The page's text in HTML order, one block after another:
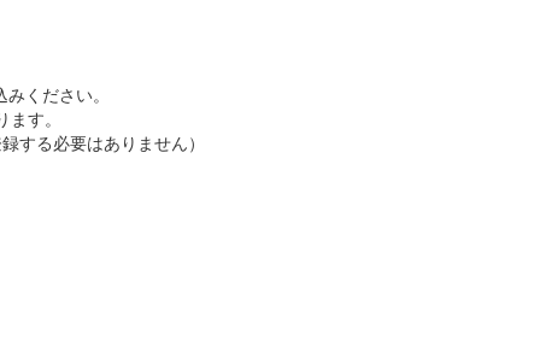
ください。
す。
る必要はありません）